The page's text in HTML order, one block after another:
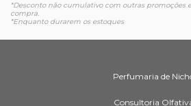
*Desconto não cumulativo com outras promoções
compra.
*Enquanto durarem os estoques
Perfumaria de
Consultoria